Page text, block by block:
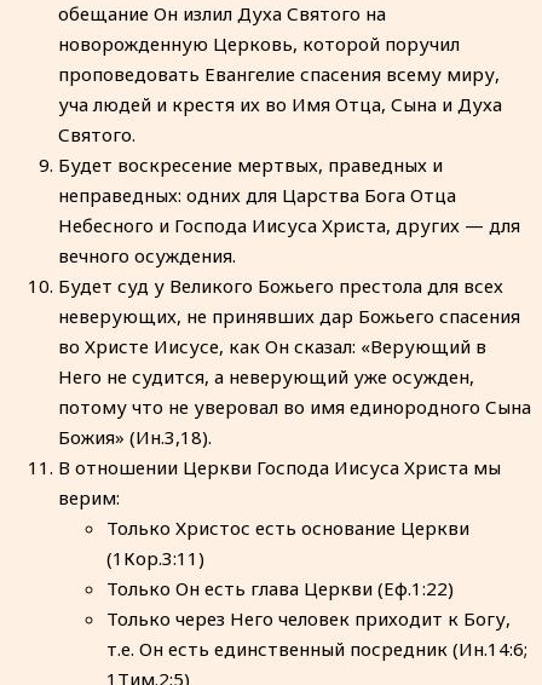
обещание Он излил Духа Святого на
новорожденную Церковь, которой поручил
проповедовать Евангелие спасения всему миру,
уча людей и крестя их во Имя Отца, Сына и Духа
Святого.
Будет воскресение мертвых, праведных и
неправедных: одних для Царства Бога Отца
Небесного и Господа Иисуса Христа, других — для
вечного осуждения.
Будет суд у Великого Божьего престола для всех
неверующих, не принявших дар Божьего спасения
во Христе Иисусе, как Он сказал: «Верующий в
Него не судится, а неверующий уже осужден,
потому что не уверовал во имя единородного Сына
Божия» (Ин.3,18).
В отношении Церкви Господа Иисуса Христа мы
верим:
Только Христос есть основание Церкви
(1Кор.3:11)
Только Он есть глава Церкви (Еф.1:22)
Только через Него человек приходит к Богу,
т.е. Он есть единственный посредник (Ин.14:6;
1Тим.2:5)